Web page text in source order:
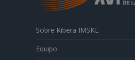
Sobre Ribera IMSKE
Equipo